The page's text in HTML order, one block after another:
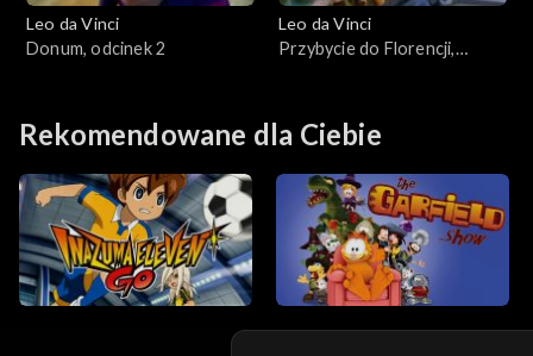
Leo da Vinci
Donum, odcinek 2
Leo da Vinci
Przybycie do Florencji,
Rekomendowane dla Ciebie